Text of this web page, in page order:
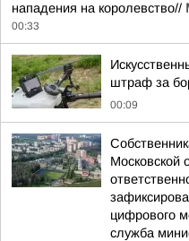
нападения на королевство//
00:33
штраф за
00:09
Московской
цифрового
служба